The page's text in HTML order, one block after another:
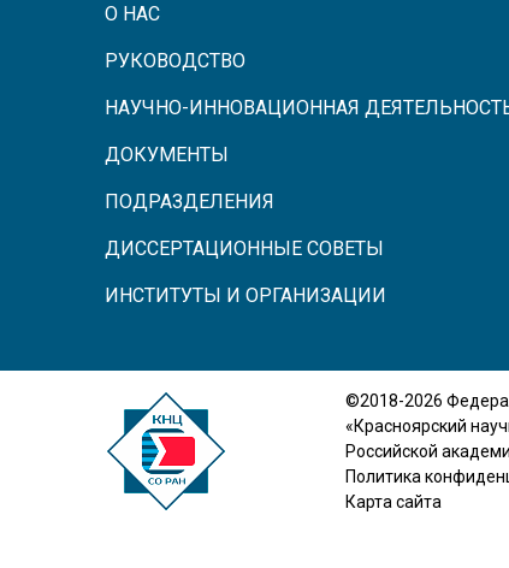
О НАС
РУКОВОДСТВО
НАУЧНО-ИННОВАЦИОННАЯ
ДОКУМЕНТЫ
ПОДРАЗДЕЛЕНИЯ
ДИССЕРТАЦИОННЫЕ СОВЕТЫ
ИНСТИТУТЫ И ОРГАНИЗАЦИИ
©2018-2026
«Красноярский
Российской
Политика
Карта сайта